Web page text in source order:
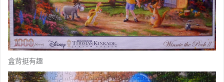
盒背挺有趣